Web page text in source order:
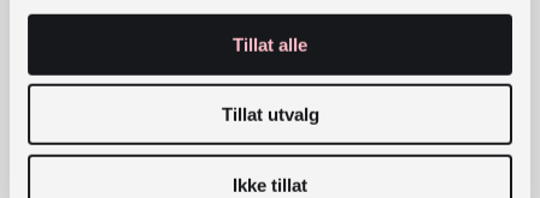
Tillat alle
Tillat utvalg
Ikke tillat
Påmeldingen er bekreftet
Takk for at du meldte deg på Nasjonalbibliotekets
nyhetsbrev